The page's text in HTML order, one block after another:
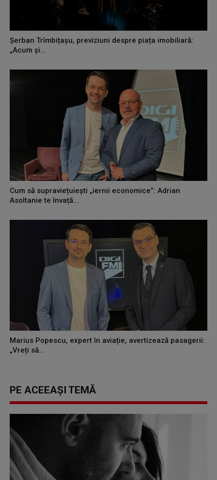
Șerban Trîmbițașu, previziuni despre piața imobiliară:
„Acum și...
Cum să supraviețuiești „iernii economice”: Adrian
Asoltanie te învață...
Marius Popescu, expert în aviație, avertizează pasagerii:
„Vreți să...
PE ACEEAȘI TEMĂ